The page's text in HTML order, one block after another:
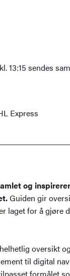
13:15 sendes
Express
og
Guiden gir
laget for å gjøre
oversikt
til digital
formålet